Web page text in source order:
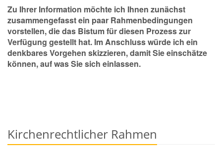
Zu Ihrer Information möchte ich Ihnen zunächst
zusammengefasst ein paar Rahmenbedingungen
vorstellen, die das Bistum für diesen Prozess zur
Verfügung gestellt hat. Im Anschluss würde ich ein
denkbares Vorgehen skizzieren, damit Sie einschätze
können, auf was Sie sich einlassen.
Kirchenrechtlicher Rahmen